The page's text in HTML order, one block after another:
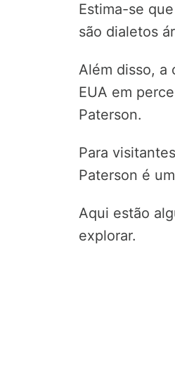
Estima-se
são dialetos
Além disso, a
EUA em
Paterson.
Para
Paterson é
Aqui estão
explorar.